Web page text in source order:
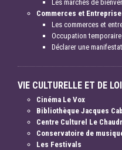
Les marchés de
Commerces et
Les commerces et
Occupation
Déclarer une
VIE CULTURELLE ET DE
Cinéma Le Vox
Bibliothèque Jacques
Centre Culturel Le
Conservatoire de
Les Festivals